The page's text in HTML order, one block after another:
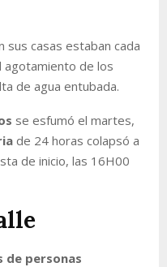
sus casas estaban cada
de los
de agua entubada.
se esfumó el martes,
de 24 horas colapsó a
de inicio, las 16H00
de personas